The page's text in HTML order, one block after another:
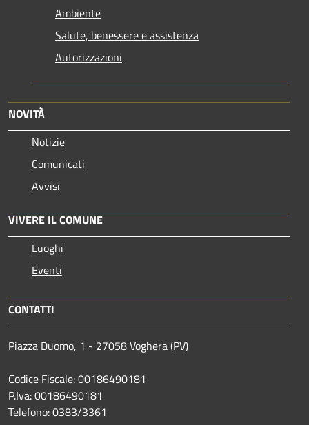
Ambiente
Salute, benessere e assistenza
Autorizzazioni
NOVITÀ
Notizie
Comunicati
Avvisi
VIVERE IL COMUNE
Luoghi
Eventi
CONTATTI
Piazza Duomo, 1 - 27058 Voghera (PV)
Codice Fiscale: 00186490181
P.Iva: 00186490181
Telefono:0383/3361